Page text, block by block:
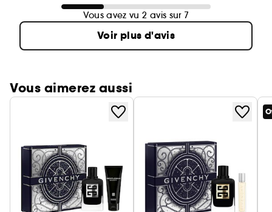
Vous avez vu 2 avis sur 7
Voir plus d'avis
Vous aimerez aussi